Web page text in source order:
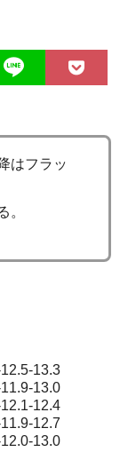
はフラッ
。
13.3
13.0
12.4
12.7
13.0